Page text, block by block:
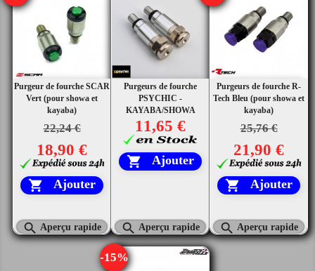
Purgeur de fourche SCAR
Vert (pour showa et
kayaba)
22,24 €
18,90 €
 Ajouter
 Aperçu rapide
Purgeurs de fourche
PSYCHIC -
KAYABA/SHOWA
11,65 €
 Ajouter
 Aperçu rapide
Purgeurs de fourche R-
Tech Bleu (pour showa et
kayaba)
25,76 €
21,90 €
 Ajouter
 Aperçu rapide
-15%